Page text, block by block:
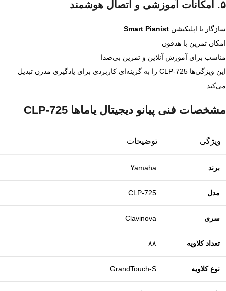
۵. امکانات آموزشی و اتصال هوشمند
سازگار با اپلیکیشن Smart Pianist
امکان تمرین با هدفون
مناسب برای آموزش آنلاین و تمرین بی‌صدا
این ویژگی‌ها CLP‑725 را به گزینه‌ای کاربردی برای یادگیری مدرن تبدیل
می‌کند.
مشخصات فنی پیانو دیجیتال یاماها CLP‑725
ویژگی توضیحات
برند Yamaha
مدل CLP‑725
سری Clavinova
تعداد کلاویه ۸۸
نوع کلاویه GrandTouch‑S